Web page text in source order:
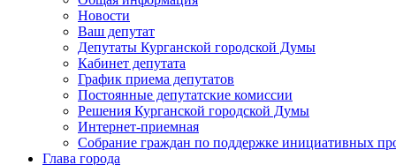
Новости
Ваш депутат
Депутаты Курганской городской Думы
Кабинет депутата
График приема депутатов
Постоянные депутатские комиссии
Решения Курганской городской Думы
Интернет-приемная
Собрание граждан по поддержке инициативных
Глава города